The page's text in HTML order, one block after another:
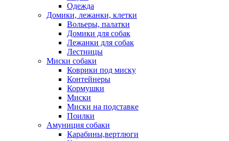
Одежда
Домики, лежанки, клетки
Вольеры, палатки
Домики для собак
Лежанки для собак
Лестницы
Миски собаки
Коврики под миску
Контейнеры
Кормушки
Миски
Миски на подставке
Поилки
Амуниция собаки
Карабины,вертлюги